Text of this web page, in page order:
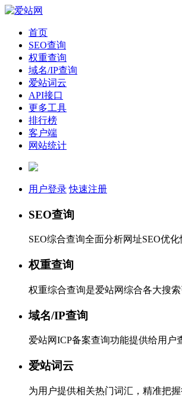
首页
SEO查询
权重查询
域名/IP查询
爱站词云
API接口
更多工具
排行榜
客户端
网站统计
用户登录 快速注册
SEO查询
SEO综合查询全面分析网址SEO优
权重查询
权重综合查询是爱站网综合各大搜
域名/IP查询
爱站网ICP备案查询功能提供给用户
爱站词云
为用户提供相关热门词汇，精准把